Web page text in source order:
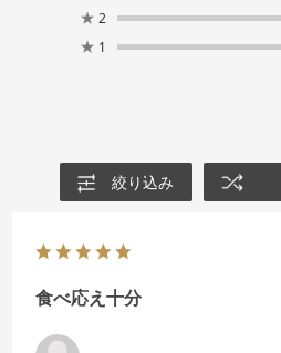
★ 2
★ 1
絞り込み
食べ応え十分